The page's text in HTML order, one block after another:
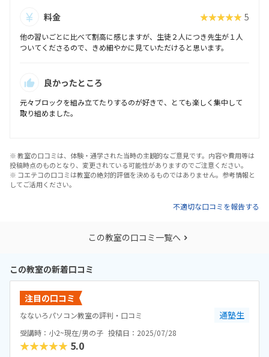
料金 ★★★★★ 5
他の習いごとに比べて割高に感じますが、生徒２人につき先生が１人
ついてくださるので、きめ細やかに見ていただけると思います。
良かったところ
元々ブロックを組み立てたりするのが好きで、とても楽しく集中して
取り組めました。
※ 教室の口コミは、体験・通学された当時の主観的なご意見です。内容や費用等は
投稿時点のものとなり、変更されている可能性がありますのでご注意ください。
※ コエテコの口コミは教室の絶対的評価を決めるものではありません。参考情報と
してご活用ください。
不適切な口コミを報告する
この教室の口コミ一覧へ
この教室の新着口コミ
注目の口コミ
なないろパソコン教室の評判・口コミ 通塾生
受講時：小2~現在/男の子 投稿日：2025/07/28
★★★★★ 5.0